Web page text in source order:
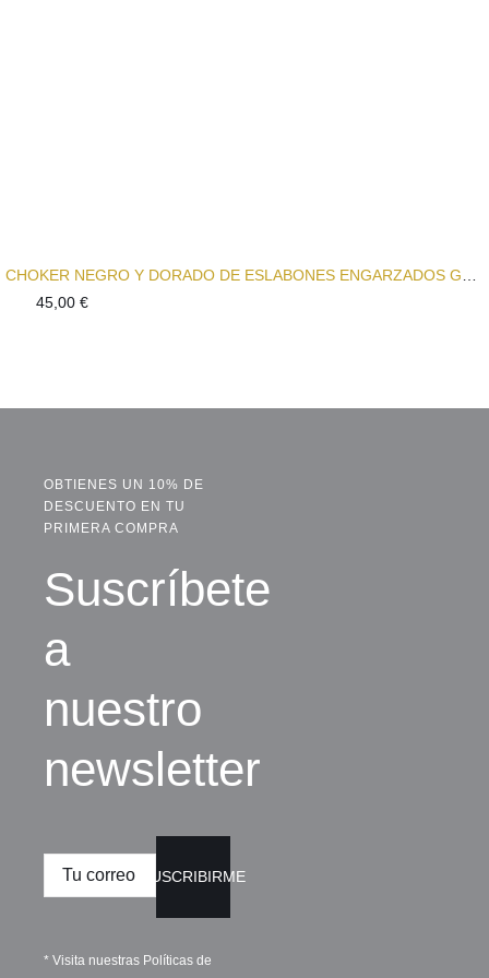
CHOKER NEGRO Y DORADO DE ESLABONES ENGARZADOS GATSBY
45,00 €
OBTIENES UN 10% DE
DESCUENTO EN TU
PRIMERA COMPRA
Suscríbete
a
nuestro
newsletter
SUSCRIBIRME
* Visita nuestras Políticas de